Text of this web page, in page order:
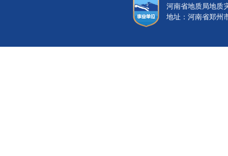
河南省地质局地
地址：河南省郑州